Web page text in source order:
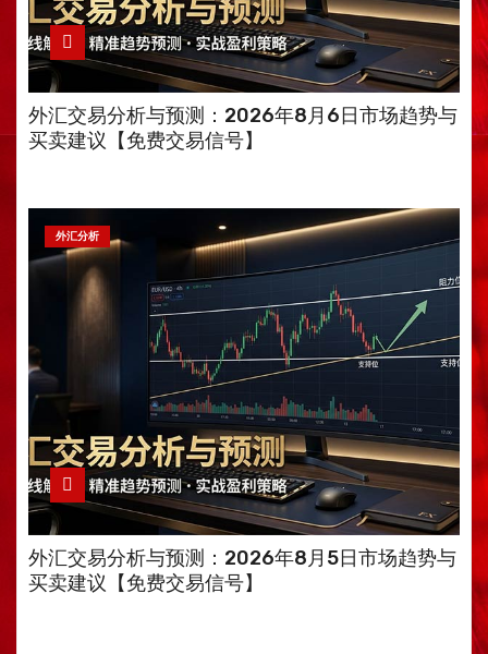
外汇交易分析与预测：2026年8月6日市场趋势与
买卖建议【免费交易信号】
外汇分析
外汇交易分析与预测：2026年8月5日市场趋势与
买卖建议【免费交易信号】